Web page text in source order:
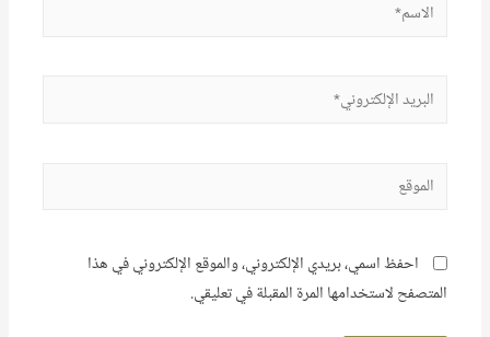
البريد
الموقع
احفظ اسمي، بريدي الإلكتروني، والموقع الإلكتروني في هذا
المتصفح لاستخدامها المرة المقبلة في تعليقي.